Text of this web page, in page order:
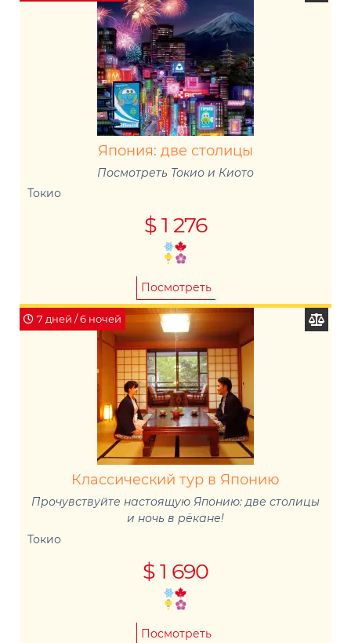
Япония: две столицы
Посмотреть Токио и Киото
Токио
$ 1 276
Посмотреть
7 дней / 6 ночей
Классический тур в Японию
Прочувствуйте настоящую Японию: две столицы
и ночь в рёкане!
Токио
$ 1 690
Посмотреть